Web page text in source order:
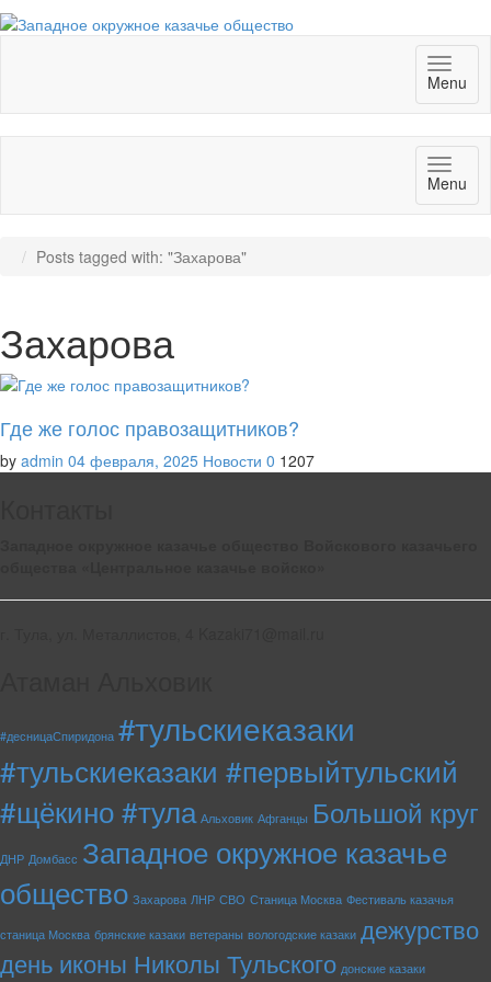
Menu
Menu
Posts tagged with: "Захарова"
Захарова
Где же голос правозащитников?
by admin 04 февраля, 2025 Новости 0 1207
#десницаСпиридона #тульскиеказаки
#тульскиеказаки #первыйтульский
#щёкино #тула Альховик Афганцы Большой круг
ДНР Домбасс Западное окружное казачье
общество Захарова ЛНР СВО Станица Москва Фестиваль казачья
станица Москва брянские казаки ветераны вологодские казаки дежурство
день иконы Николы Тульского донские казаки